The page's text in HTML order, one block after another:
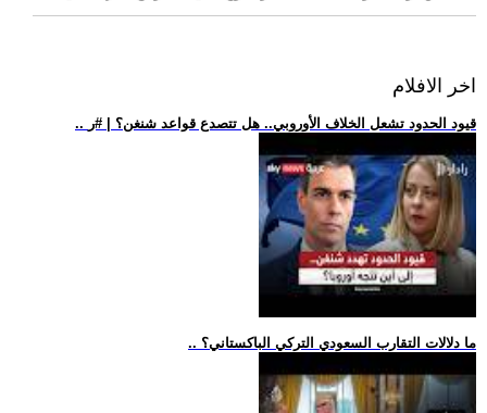
اخر الافلام
.. قيود الحدود تشعل الخلاف الأوروبي.. هل تتصدع قواعد شنغن؟ | #ر
.. ما دلالات التقارب السعودي التركي الباكستاني؟